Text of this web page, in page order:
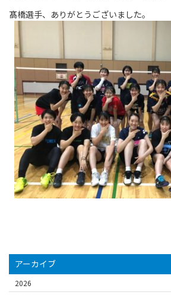
髙橋選手、ありがとうございました。
アーカイブ
2026